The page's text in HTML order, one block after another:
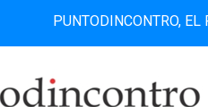
PUNTODINCONTRO, EL